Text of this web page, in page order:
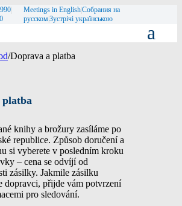
Meetings in English|Собрания на
русском|Зустрічі українською
/Doprava a platba
platba
knihy a brožury zasíláme po
republice. Způsob doručení a
si vyberete v posledním kroku
– cena se odvíjí od
zásilky. Jakmile zásilku
dopravci, přijde vám potvrzení
pro sledování.